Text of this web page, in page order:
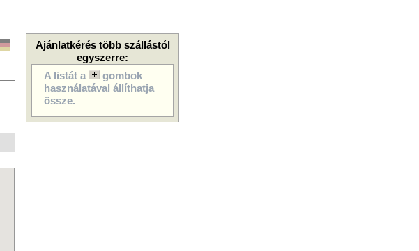
Ajánlatkérés több szállástól
egyszerre:
A listát a
gombok
használatával állíthatja
össze.